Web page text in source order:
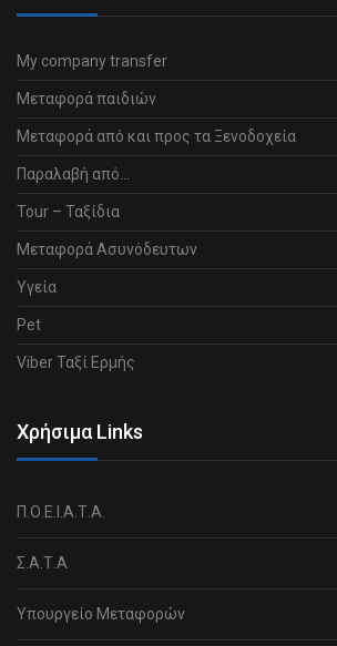
My company transfer
Μεταφορά παιδιών
Μεταφορά από και προς τα Ξενοδοχεία
Παραλαβή από…
Tour – Ταξίδια
Μεταφορά Ασυνόδευτων
Υγεία
Pet
Viber Ταξί Ερμής
Χρήσιμα Links
Π.Ο.Ε.Ι.Α.Τ.Α.
Σ.Α.Τ.Α
Υπουργείο Μεταφορών